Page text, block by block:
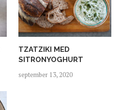
TZATZIKI MED
SITRONYOGHURT
september 13, 2020